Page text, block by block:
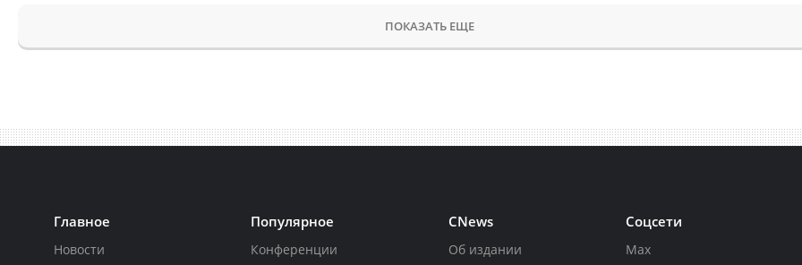
ПОКАЗАТЬ ЕЩЕ
Главное
Новости
Популярное
Конференции
CNews
Об издании
Соцсети
Max